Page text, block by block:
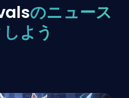
のニュース
よう